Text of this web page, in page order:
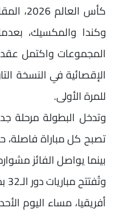
كأس
وكندا والمكسيك،
المجموعات واكتمل عقد
للمرة الأولى.
وتدخل البطولة مرحلة
تصبح كل مباراة فاصلة،
بينما يواصل الفائز
أفريقيا، مساء اليوم